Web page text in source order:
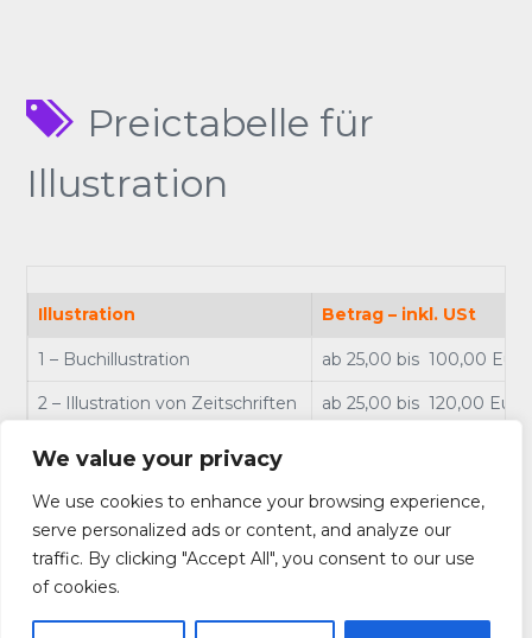
We value your privacy
We use cookies to enhance your browsing experience,
serve personalized ads or content, and analyze our
traffic. By clicking "Accept All", you consent to our use
of cookies.
Preictabelle für
Illustration
Illustration Betrag – inkl. USt
1 – Buchillustration ab 25,00 bis 100,00
2 – Illustration von Zeitschriften ab 25,00 bis 120,00
3 -Werbung Illustration
Die Illustration der Zeitschrift und des Buches, basiert auf
Vereinbarung und der Preis hängt von der Wahl der
Technik der Arbeit und ihrer Zahl ab.